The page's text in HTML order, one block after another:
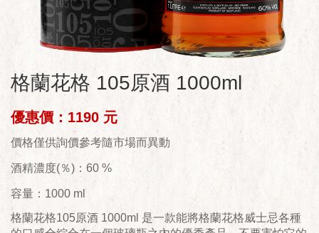
格蘭花格 105原酒 1000ml
優惠價：1190 元
價格僅供詢價參考隨市場而異動
酒精濃度(％)：60 %
容量：1000 ml
格蘭花格105原酒 1000ml 是一款能將格蘭花格威士忌各種